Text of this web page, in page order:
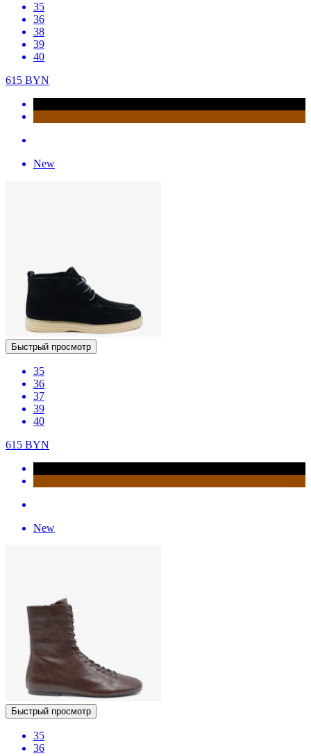
35
36
38
39
40
615 BYN
New
Быстрый просмотр
35
36
37
39
40
615 BYN
New
Быстрый просмотр
35
36